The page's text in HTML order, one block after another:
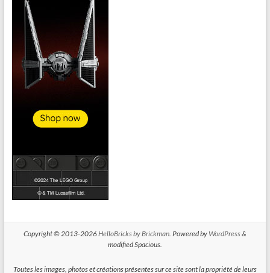
Copyright © 2013-2026HelloBricks by Brickman. Powered by WordPress&
modified Spacious.
Toutes les images, photos et créations présentes sur ce site sont la propriété de leurs